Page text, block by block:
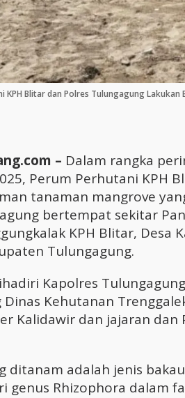
KPH Blitar dan Polres Tulungagung
– Dalam rangka
Perum Perhutani KPH
tanaman mangrove
bertempat sekitar
KPH Blitar, Desa
Tulungagung.
Kapolres
Dinas Kehutanan
Kalidawir dan jajaran dan
ditanam adalah jenis
genus Rhizophora dalam